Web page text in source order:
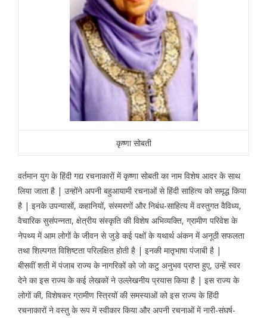
कृष्णा सोबती
वर्तमान युग के हिंदी गद्य रचनाकारों में कृष्णा सोबती का नाम विशेष आदर के साथ
लिया जाता है | उन्होंने अपनी बहुआयामी रचनाओं से हिंदी साहित्य को समृद्ध किया
है | इनके उपन्यासों, कहानियों, संस्मरणों और निबंध-साहित्य में वस्तुगत वैविध्य,
वैचारिक सुसंपन्नता, क्षेत्रीय संस्कृति की विशेष अभिव्यक्ति, ग्रामीण परिवेश के
नेपथ्य में आम लोगों के जीवन से जुडे कई पक्षों के यथार्थ अंकन में अनूठी सफलता
तथा शिल्पगत विशिष्टता परिलक्षित होती है | इनकी मातृभाषा पंजाबी है |
बीसवीं शती में पंजाब राज्य के नागरिकों को जो कटु अनुभव प्राप्त हुए, उन्हें स्वर
देने का इस राज्य के कई लेखकों ने उल्लेखनीय प्रयास किया है | इस राज्य के
लोगों की, विशेषकर ग्रामीण स्त्रियों की समस्याओं को इस राज्य के हिंदी
रचनाकारों ने वस्तु के रूप में स्वीकार किया और अपनी रचनाओं में नारी-संघर्ष-